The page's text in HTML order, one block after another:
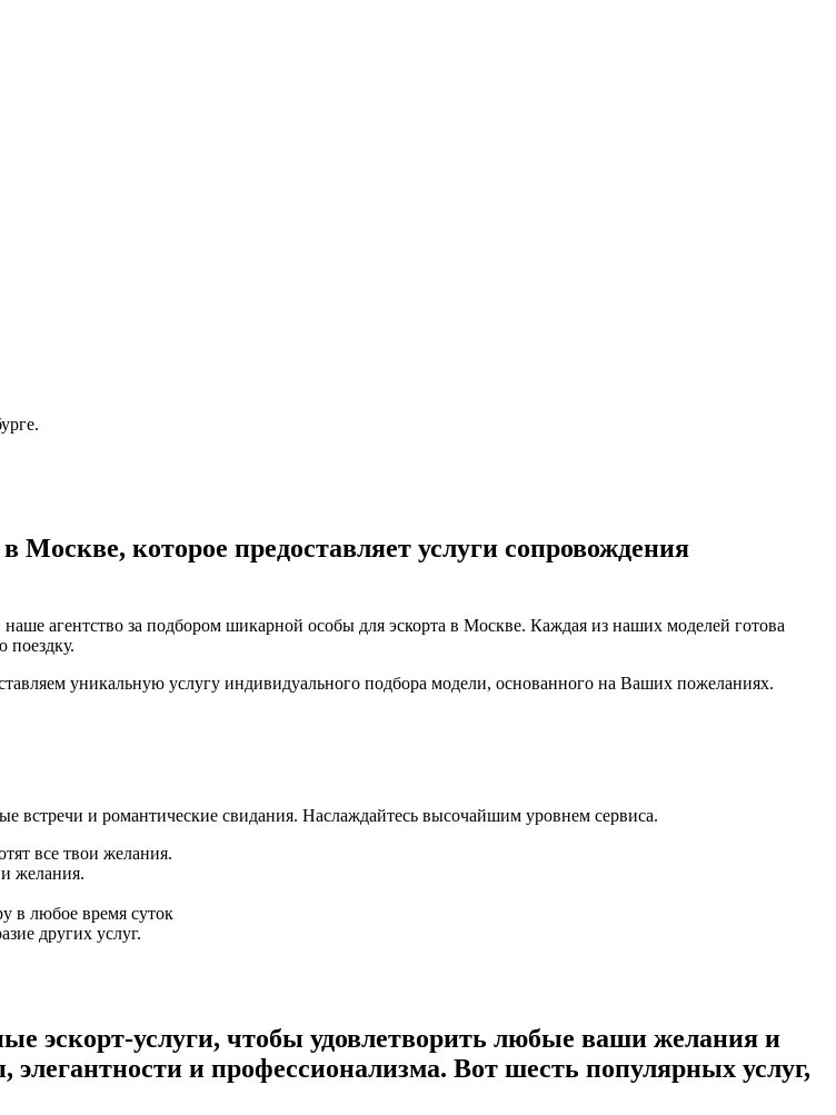
Москве, которое предоставляет услуги сопровождения
агентство за подбором шикарной особы для эскорта в Москве. Каждая из наших моделей готова
поездку.
уникальную услугу индивидуального подбора модели, основанного на Ваших пожеланиях.
встречи и романтические свидания. Наслаждайтесь высочайшим уровнем сервиса.
все твои желания.
желания.
в любое время суток
других услуг.
эскорт-услуги, чтобы удовлетворить любые ваши желания и
и профессионализма. Вот шесть популярных услуг,